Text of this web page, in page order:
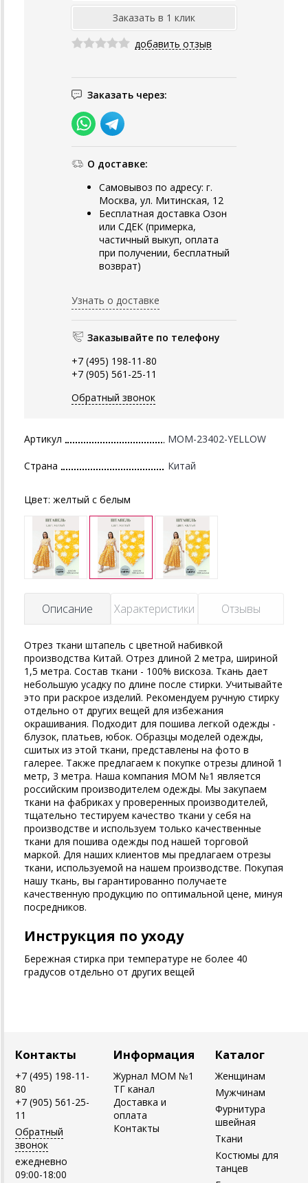
добавить отзыв
Заказать через:
О доставке:
Самовывоз по адресу: г.
Москва, ул. Митинская, 12
Бесплатная доставка Озон
или СДЕК (примерка,
частичный выкуп, оплата
при получении, бесплатный
возврат)
Узнать о доставке
Заказывайте по телефону
+7 (495) 198-11-80
+7 (905) 561-25-11
Обратный звонок
Артикул MOM-23402-YELLOW
Страна Китай
Цвет: желтый с белым
Описание Характеристики Отзывы
Отрез ткани штапель с цветной набивкой
производства Китай. Отрез длиной 2 метра, шириной
1,5 метра. Состав ткани - 100% вискоза. Ткань дает
небольшую усадку по длине после стирки. Учитывайте
это при раскрое изделий. Рекомендуем ручную стирку
отдельно от других вещей для избежания
окрашивания. Подходит для пошива легкой одежды -
блузок, платьев, юбок. Образцы моделей одежды,
сшитых из этой ткани, представлены на фото в
галерее. Также предлагаем к покупке отрезы длиной 1
метр, 3 метра. Наша компания MOM №1 является
российским производителем одежды. Мы закупаем
ткани на фабриках у проверенных производителей,
тщательно тестируем качество ткани у себя на
производстве и используем только качественные
ткани для пошива одежды под нашей торговой
маркой. Для наших клиентов мы предлагаем отрезы
ткани, используемой на нашем производстве. Покупая
нашу ткань, вы гарантированно получаете
качественную продукцию по оптимальной цене, минуя
посредников.
Инструкция по уходу
Бережная стирка при температуре не более 40
градусов отдельно от других вещей
Контакты
+7 (495) 198-11-
80
+7 (905) 561-25-
11
Обратный
звонок
ежедневно
09:00-18:00
Информация
Журнал MOM №1
ТГ канал
Доставка и
оплата
Контакты
Каталог
Женщинам
Мужчинам
Фурнитура
швейная
Ткани
Костюмы для
танцев